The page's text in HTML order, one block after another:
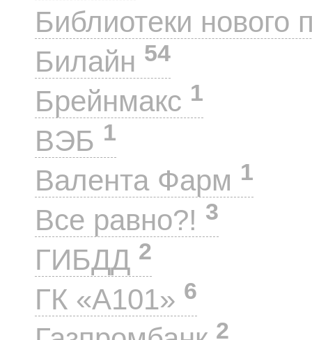
Библиотеки нового
Билайн 54
Брейнмакс 1
ВЭБ 1
Валента Фарм 1
Все равно?! 3
ГИБДД 2
ГК «А101» 6
2